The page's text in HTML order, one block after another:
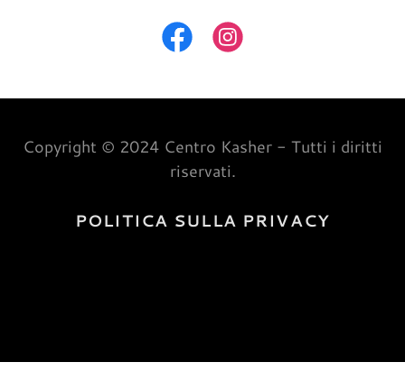
Copyright © 2024 Centro Kasher - Tutti i diritti
riservati.
POLITICA SULLA PRIVACY